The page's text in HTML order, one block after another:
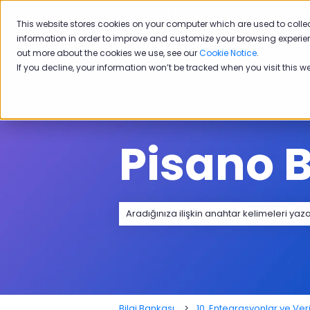
This website stores cookies on your computer which are used to
information in order to improve and customize your browsing
out more about the cookies we use, see ourCookie Notice.
If you decline, your information won’t be tracked when you visit this
Pisano